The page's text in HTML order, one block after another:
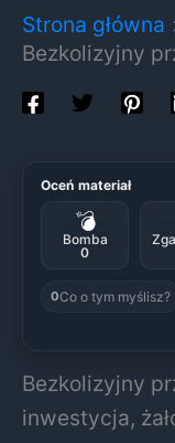
Strona główna
Bezkolizyjny
Oceń materiał
💣
Bomba
0
0Co o tym myślisz?
Bezkolizyjny
inwestycja,